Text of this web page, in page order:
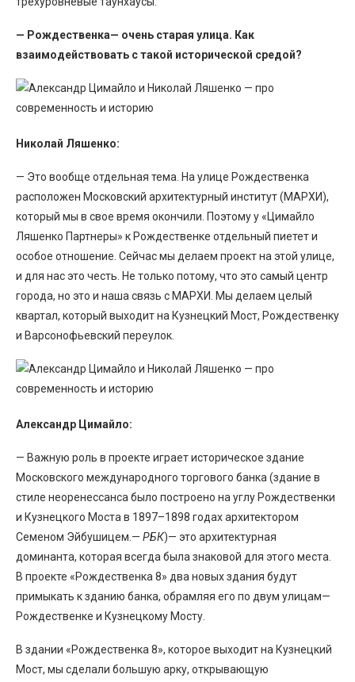
— Рождественка— очень старая улица. Как
взаимодействовать с такой исторической средой?
Николай Ляшенко:
— Это вообще отдельная тема. На улице Рождественка
расположен Московский архитектурный институт (МАРХИ),
который мы в свое время окончили. Поэтому у «Цимайло
Ляшенко Партнеры» к Рождественке отдельный пиетет и
особое отношение. Сейчас мы делаем проект на этой улице,
и для нас это честь. Не только потому, что это самый центр
города, но это и наша связь с МАРХИ. Мы делаем целый
квартал, который выходит на Кузнецкий Мост, Рождественку
и Варсонофьевский переулок.
Александр Цимайло:
— Важную роль в проекте играет историческое здание
Московского международного торгового банка (здание в
стиле неоренессанса было построено на углу Рождественки
и Кузнецкого Моста в 1897–1898 годах архитектором
Семеном Эйбушицем.— РБК)— это архитектурная
доминанта, которая всегда была знаковой для этого места.
В проекте «Рождественка 8» два новых здания будут
примыкать к зданию банка, обрамляя его по двум улицам—
Рождественке и Кузнецкому Мосту.
В здании «Рождественка 8», которое выходит на Кузнецкий
Мост, мы сделали большую арку, открывающую